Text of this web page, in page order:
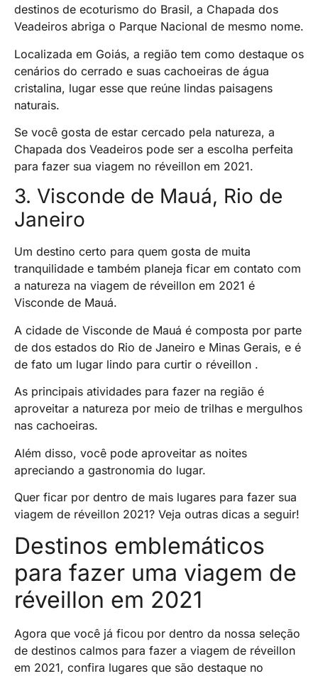
destinos de ecoturismo do Brasil, a Chapada dos
Veadeiros abriga o Parque Nacional de mesmo nome.
Localizada em Goiás, a região tem como destaque os
cenários do cerrado e suas cachoeiras de água
cristalina, lugar esse que reúne lindas paisagens
naturais.
Se você gosta de estar cercado pela natureza, a
Chapada dos Veadeiros pode ser a escolha perfeita
para fazer sua viagem no réveillon em 2021.
3. Visconde de Mauá, Rio de
Janeiro
Um destino certo para quem gosta de muita
tranquilidade e também planeja ficar em contato com
a natureza na viagem de réveillon em 2021 é
Visconde de Mauá.
A cidade de Visconde de Mauá é composta por parte
de dos estados do Rio de Janeiro e Minas Gerais, e é
de fato um lugar lindo para curtir o réveillon .
As principais atividades para fazer na região é
aproveitar a natureza por meio de trilhas e mergulhos
nas cachoeiras.
Além disso, você pode aproveitar as noites
apreciando a gastronomia do lugar.
Quer ficar por dentro de mais lugares para fazer sua
viagem de réveillon 2021? Veja outras dicas a seguir!
Destinos emblemáticos
para fazer uma viagem de
réveillon em 2021
Agora que você já ficou por dentro da nossa seleção
de destinos calmos para fazer a viagem de réveillon
em 2021, confira lugares que são destaque no